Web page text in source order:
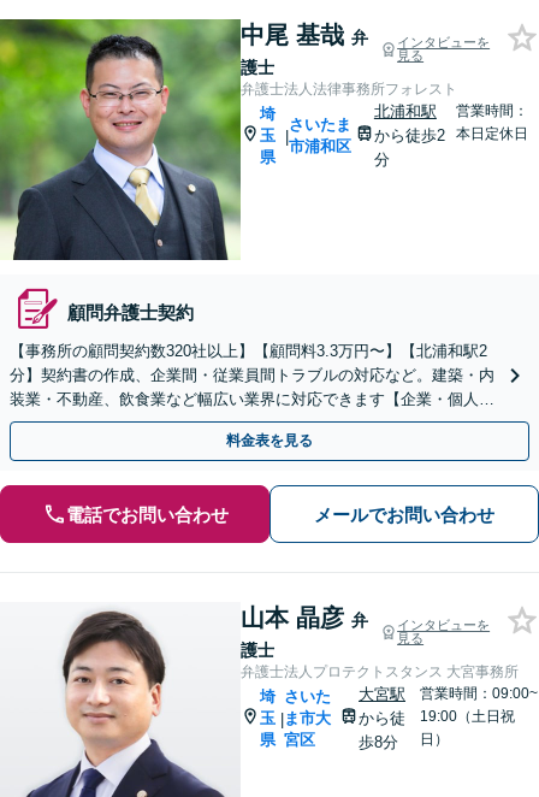
中尾 基哉 弁
護士
インタビューを
見る
弁護士法人法律事務所フォレスト
埼
玉
県
|
さいたま
市浦和区
北浦和駅
から徒歩2
分
営業時間：
本日定休日
顧問弁護士契約
【事務所の顧問契約数320社以上】【顧問料3.3万円〜】【北浦和駅2
分】契約書の作成、企業間・従業員間トラブルの対応など。建築・内
装業・不動産、飲食業など幅広い業界に対応できます【企業・個人事
業主の方初回面談無料】
料金表を見る
電話でお問い合わせ メールでお問い合わせ
山本 晶彦 弁
護士
インタビューを
見る
弁護士法人プロテクトスタンス 大宮事務所
埼
玉
県
|
さいた
ま市大
宮区
大宮駅
から徒
歩8分
営業時間：09:00~
19:00（土日祝
日）